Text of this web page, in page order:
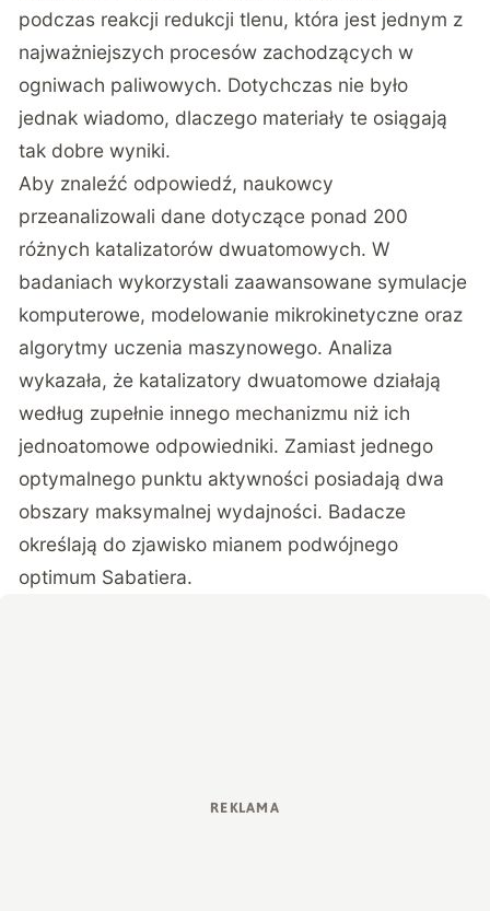
podczas reakcji redukcji tlenu, która jest jednym z
najważniejszych procesów zachodzących w
ogniwach paliwowych. Dotychczas nie było
jednak wiadomo, dlaczego materiały te osiągają
tak dobre wyniki.
Aby znaleźć odpowiedź, naukowcy
przeanalizowali dane dotyczące ponad 200
różnych katalizatorów dwuatomowych. W
badaniach wykorzystali zaawansowane symulacje
komputerowe, modelowanie mikrokinetyczne oraz
algorytmy uczenia maszynowego. Analiza
wykazała, że katalizatory dwuatomowe działają
według zupełnie innego mechanizmu niż ich
jednoatomowe odpowiedniki. Zamiast jednego
optymalnego punktu aktywności posiadają dwa
obszary maksymalnej wydajności. Badacze
określają do zjawisko mianem podwójnego
optimum Sabatiera.